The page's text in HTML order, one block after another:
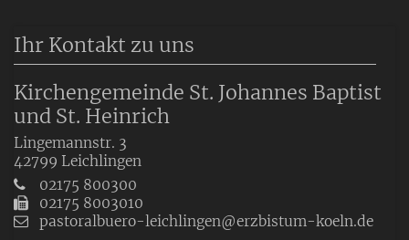
Ihr Kontakt zu uns
Kirchengemeinde St. Johannes Baptist
und St. Heinrich
Lingemannstr. 3
42799 Leichlingen
02175 800300
02175 8003010
pastoralbuero-leichlingen@erzbistum-koeln.de